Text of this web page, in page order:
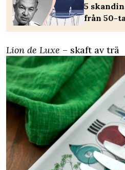
5
från 50-
Lion de Luxe – skaft av trä